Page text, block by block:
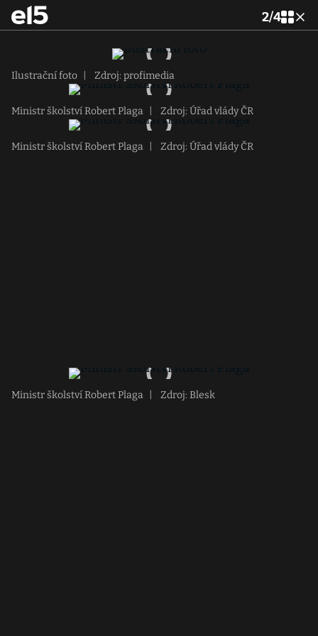
2/4
Ilustrační foto Zdroj: profimedia
Ministr školství Robert Plaga Zdroj: Úřad vlády ČR
Ministr školství Robert Plaga Zdroj: Úřad vlády ČR
Ministr školství Robert Plaga Zdroj: Blesk